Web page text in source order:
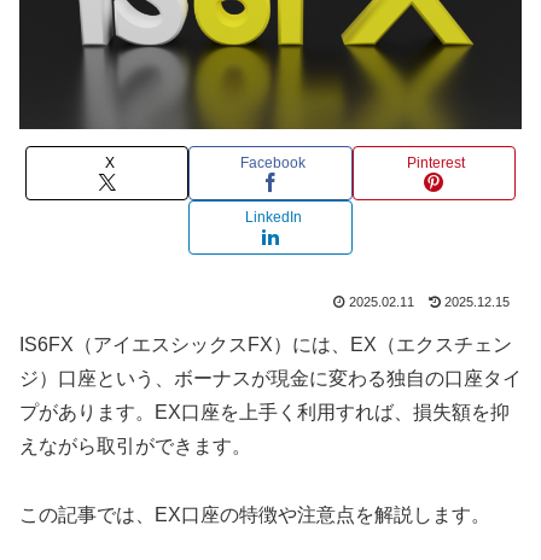
X Facebook Pinterest
LinkedIn
2025.02.11 2025.12.15
IS6FX（アイエスシックスFX）には、EX（エクスチェン
ジ）口座という、ボーナスが現金に変わる独自の口座タイ
プがあります。EX口座を上手く利用すれば、損失額を抑
えながら取引ができます。
この記事では、EX口座の特徴や注意点を解説します。